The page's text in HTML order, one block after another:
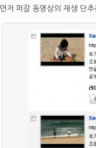
먼저 퍼갈 동영상의 재생 단추